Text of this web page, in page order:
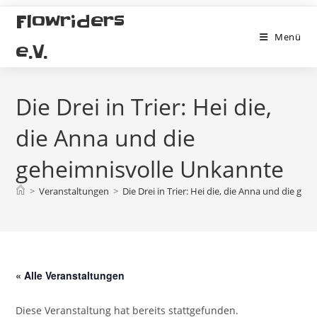
Zum
Inhalt
springen
Flowriders
e.V.
Menü
Die Drei in Trier: Hei die,
die Anna und die
geheimnisvolle Unkannte
> Veranstaltungen > Die Drei in Trier: Hei die, die Anna und die
« Alle Veranstaltungen
Diese Veranstaltung hat bereits stattgefunden.